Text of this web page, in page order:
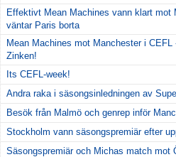
Effektivt Mean Machines vann klart mot
väntar Paris borta
Mean Machines mot Manchester i
Zinken!
Its CEFL-week!
Andra raka i säsongsinledningen av
Besök från Malmö och genrep inför
Stockholm vann säsongspremiär efter
Säsongspremiär och Michas match mot